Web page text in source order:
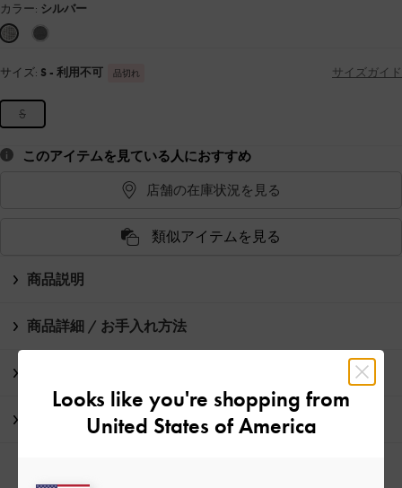
カラー: シルバー
サイズ: S - 利用不可 品切れ サイズガイド
S
このアイテムを見ている人におすすめ
店舗の在庫状況を見る
類似アイテムを見る
商品説明
商品詳細 / お手入れ方法
配送 & 返品
Looks like you're shopping from
United States of America